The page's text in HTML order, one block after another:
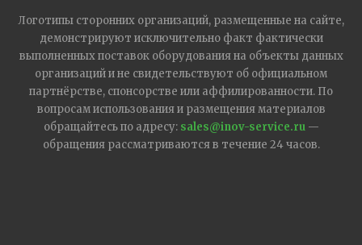
Логотипы сторонних организаций, размещенные на сайте,
демонстрируют исключительно факт фактически
выполненных поставок оборудования на объекты данных
организаций и не свидетельствуют об официальном
партнёрстве, спонсорстве или аффилированности. По
вопросам использования и размещения материалов
обращайтесь по адресу: sales@inov-service.ru—
обращения рассматриваются в течение 24 часов.